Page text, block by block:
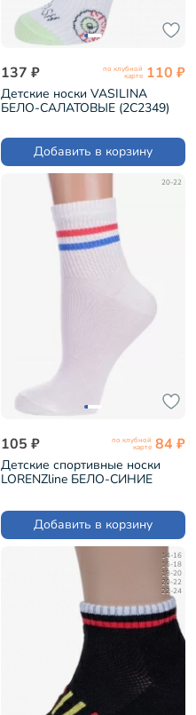
137 ₽ по клубной
карте 110 ₽
Детские носки VASILINA
БЕЛО-САЛАТОВЫЕ (2С2349)
Добавить в корзину
20-22
105 ₽ по клубной
карте 84 ₽
Детские спортивные носки
LORENZline БЕЛО-СИНИЕ
Добавить в корзину
14-16
16-18
18-20
20-22
22-24